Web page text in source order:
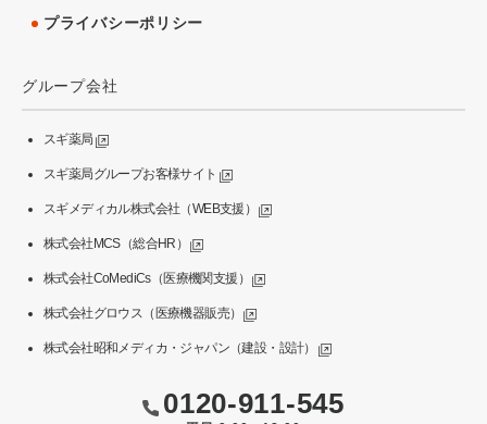
プライバシーポリシー
グループ会社
スギ薬局
スギ薬局グループお客様サイト
スギメディカル株式会社（WEB支援）
株式会社MCS（総合HR）
株式会社CoMediCs（医療機関支援）
株式会社グロウス（医療機器販売）
株式会社昭和メディカ・ジャパン（建設・設計）
0120-911-545